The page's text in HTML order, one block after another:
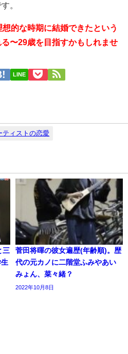
。
的な時期に結婚できたという
〜29歳を目指すかもしれませ
LINE
ティストの恋愛
三
菅田将暉の彼女遍歴(年齢順)。歴
代の元カノに二階堂ふみやあい
みょん、菜々緒？
2022年10月8日